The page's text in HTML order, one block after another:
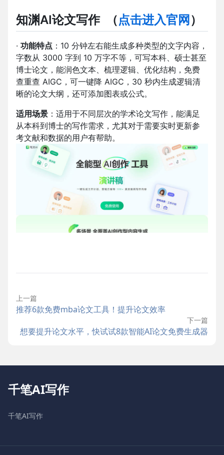
知渊AI论文写作（点击进入官网）
· 功能特点 ：10 分钟左右能生成多种类型的文字内容，
字数从 3000 字到 10 万字不等，可写本科、硕士甚至
博士论文，能润色文本、梳理逻辑、优化结构，免费
查重查 AIGC，可一键降 AIGC，30 秒内生成逻辑清
晰的论文大纲，还可添加图表或公式。
适用场景 ：适用于不同层次的学术论文写作，能满足
从本科到博士的写作需求，尤其对于需要实时更新参
考文献和数据的用户有帮助。
上一篇
推荐6款免费mba论文工具！提升论文效率
下一篇
想要提升论文水平，快试试8款智能AI论文免费生成器
千笔AI写作
千笔AI写作